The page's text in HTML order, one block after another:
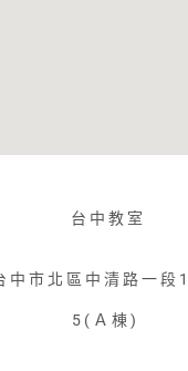
台中教室
中市北區中清路一段
5(Ａ棟)